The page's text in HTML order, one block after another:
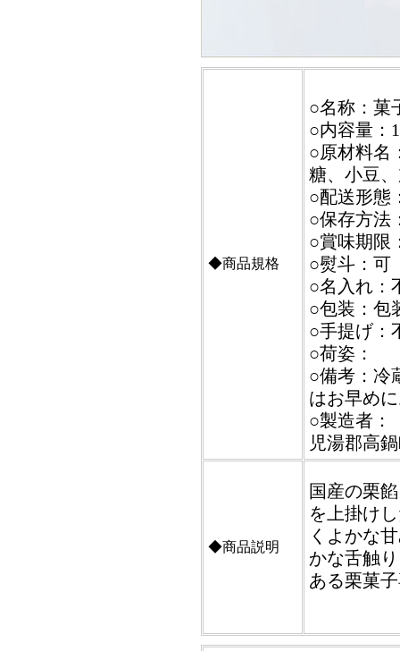
◆商品規格
○名称：菓
○内容量：
○原材料名
糖、小豆
○配送形態
○保存方法
○賞味期限
○熨斗：可
○名入れ：
○包装：包
○手提げ：
○荷姿：
○備考：冷
はお早め
○製造者：
児湯郡高
◆商品説明
国産の栗
を上掛け
くよかな
かな舌触
ある栗菓